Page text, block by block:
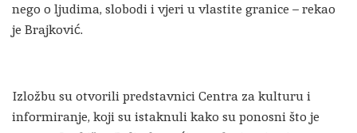
nego o ljudima, slobodi i vjeri u vlastite granice – rekao
je Brajković.
Izložbu su otvorili predstavnici Centra za kulturu i
informiranje, koji su istaknuli kako su ponosni što je